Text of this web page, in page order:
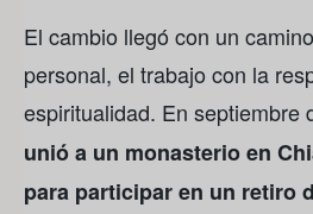
El cambio llegó con un
personal, el trabajo con la
espiritualidad. En septiembre
unió a un monasterio en
para participar en un retiro